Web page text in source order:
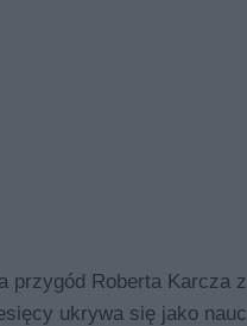
przygód Roberta Karcza
ukrywa się jako